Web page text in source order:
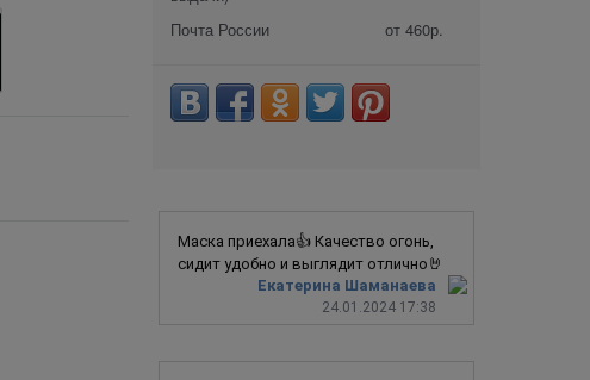
Почта России от 460р.
Екатерина Шаманаева
24.01.2024 17:38
Маска приехала👍 Качество огонь,
сидит удобно и выглядит отлично🤘